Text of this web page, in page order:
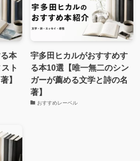
本
ト
】
宇多田ヒカルがおすすめす
る本10選【唯一無二のシン
ガーが薦める文学と詩の名
著】
おすすめレーベル